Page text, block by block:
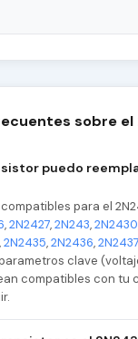
sobre el
puedo
para el
,2N2427,2N243,2N2430
,2N2435,2N2436,2N2437
clave
compatibles con tu